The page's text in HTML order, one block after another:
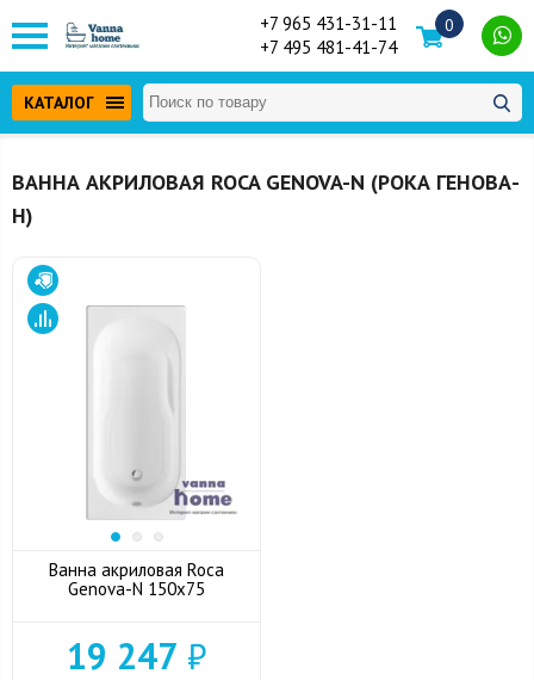
+7 965 431-31-11
+7 495 481-41-74
0
КАТАЛОГ
ВАННА АКРИЛОВАЯ ROCA GENOVA-N (РОКА ГЕНОВА-
Н)
Ванна акриловая Roca
Genova-N 150x75
19 247 ₽